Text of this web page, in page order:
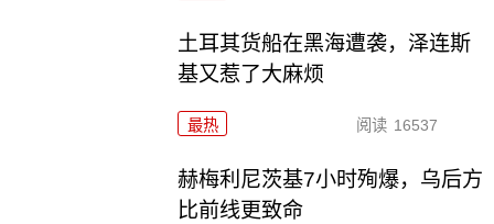
土耳其货船在黑海遭袭，泽连斯
基又惹了大麻烦
最热 阅读 16537
赫梅利尼茨基7小时殉爆，乌后方
比前线更致命